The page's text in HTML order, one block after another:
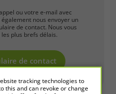
ou votre e-mail avec
nous envoyer un
de contact. Nous vous
plus brefs délais.
de contact
tracking technologies to
this and can revoke or change